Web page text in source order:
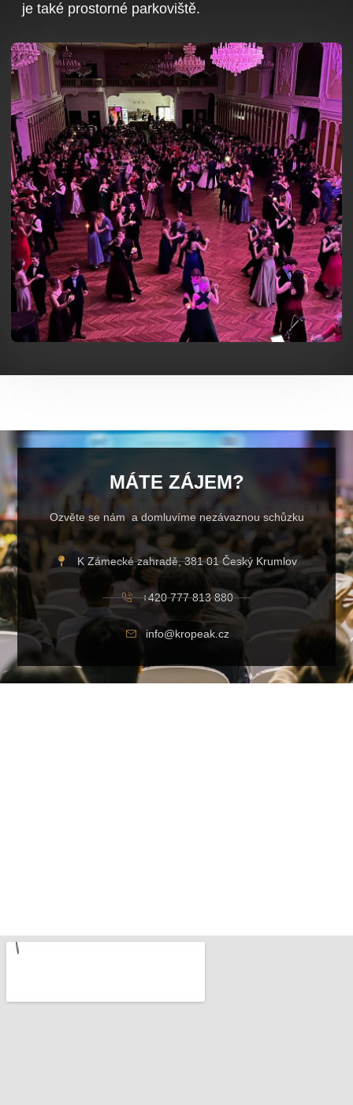
je také prostorné parkoviště.
MÁTE ZÁJEM?
Ozvěte se nám a domluvíme nezávaznou schůzku
K Zámecké zahradě, 381 01 Český Krumlov
+420 777 813 880
info@kropeak.cz